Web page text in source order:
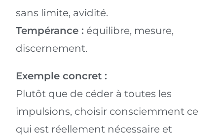
sans limite, avidité.
Tempérance : équilibre, mesure,
discernement.
Exemple concret :
Plutôt que de céder à toutes les
impulsions, choisir consciemment ce
qui est réellement nécessaire et